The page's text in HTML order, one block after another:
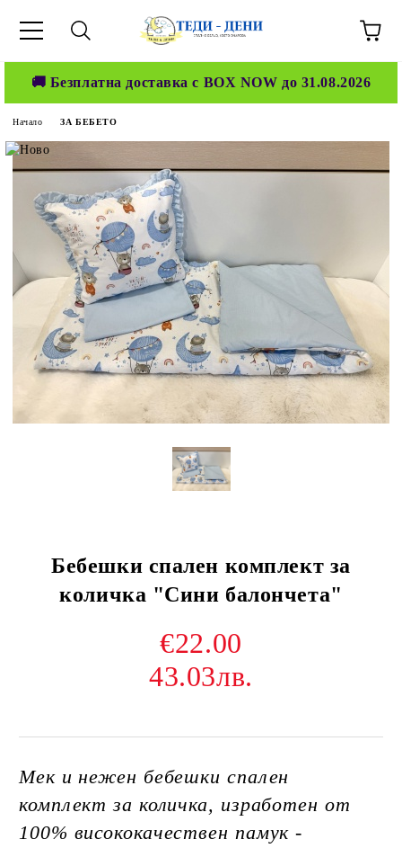
🚚 Безплатна доставка с BOX NOW до 31.08.2026
Начало ЗА БЕБЕТО
Бебешки спален комплект за
количка "Сини балончета"
€22.00
43.03лв.
Мек и нежен бебешки спален
комплект за количка, изработен от
100% висококачествен памук -